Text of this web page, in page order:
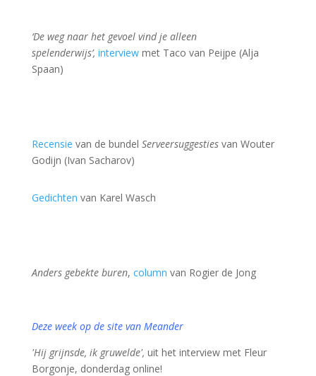
‘De weg naar het gevoel vind je alleen
spelenderwijs’, interview met Taco van Peijpe (Alja
Spaan)
Recensie van de bundel Serveersuggesties van Wouter
Godijn (Ivan Sacharov)
Gedichten van Karel Wasch
Anders gebekte buren, column van Rogier de Jong
Deze week op de site van Meander
'Hij grijnsde, ik gruwelde', uit het interview met Fleur
Borgonje, donderdag online!